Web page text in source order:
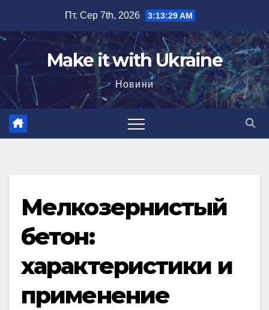
вмісту
Пт. Сер 7th, 2026 3:13:30 AM
Make it with Ukraine
Новини
Мелкозернистый
бетон:
характеристики и
применение